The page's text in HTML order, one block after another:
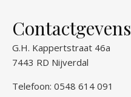
Contactgevens
G.H. Kappertstraat 46a
7443 RD Nijverdal
Telefoon: 0548 614 091